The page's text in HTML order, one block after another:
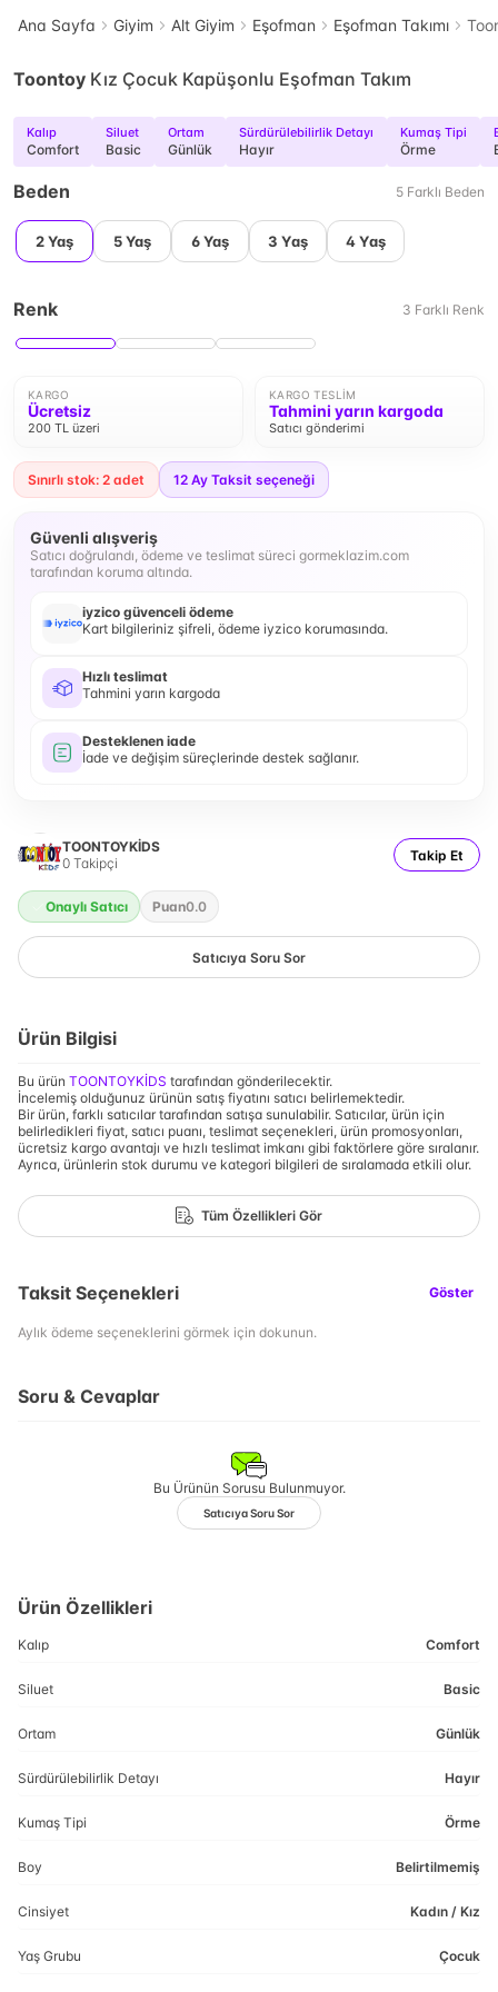
Ana Sayfa Giyim Alt Giyim Eşofman Eşofman Takımı
Toontoy Kız Çocuk Kapüşonlu Eşofman Takım
Kalıp
Comfort
Siluet
Basic
Ortam
Günlük
Sürdürülebilirlik Detayı
Hayır
Kumaş Tipi
Örme
Beden 5 Farklı Beden
2 Yaş 5 Yaş 6 Yaş 3 Yaş 4 Yaş
Renk 3 Farklı Renk
KARGO
Ücretsiz
200 TL üzeri
KARGO TESLIM
Tahmini yarın kargoda
Satıcı gönderimi
Sınırlı stok: 2 adet 12 Ay Taksit seçeneği
Güvenli alışveriş
Satıcı doğrulandı, ödeme ve teslimat süreci gormeklazim.com
tarafından koruma altında.
iyzico güvenceli ödeme
Kart bilgileriniz şifreli, ödeme iyzico korumasında.
Hızlı teslimat
Tahmini yarın kargoda
Desteklenen iade
İade ve değişim süreçlerinde destek sağlanır.
TOONTOYKİDS
0 Takipçi Takip Et
Onaylı Satıcı Puan0.0
Satıcıya Soru Sor
Ürün Bilgisi
Bu ürün TOONTOYKİDS tarafından gönderilecektir.
İncelemiş olduğunuz ürünün satış fiyatını satıcı belirlemektedir.
Bir ürün, farklı satıcılar tarafından satışa sunulabilir. Satıcılar, ürün için
belirledikleri fiyat, satıcı puanı, teslimat seçenekleri, ürün promosyonları,
ücretsiz kargo avantajı ve hızlı teslimat imkanı gibi faktörlere göre sıralanır.
Ayrıca, ürünlerin stok durumu ve kategori bilgileri de sıralamada etkili olur.
Tüm Özellikleri Gör
Taksit Seçenekleri Göster
Aylık ödeme seçeneklerini görmek için dokunun.
Soru & Cevaplar
Bu Ürünün Sorusu Bulunmuyor.
Satıcıya Soru Sor
Ürün Özellikleri
Kalıp Comfort
Siluet Basic
Ortam Günlük
Sürdürülebilirlik Detayı Hayır
Kumaş Tipi Örme
Boy Belirtilmemiş
Cinsiyet Kadın / Kız
Yaş Grubu Çocuk